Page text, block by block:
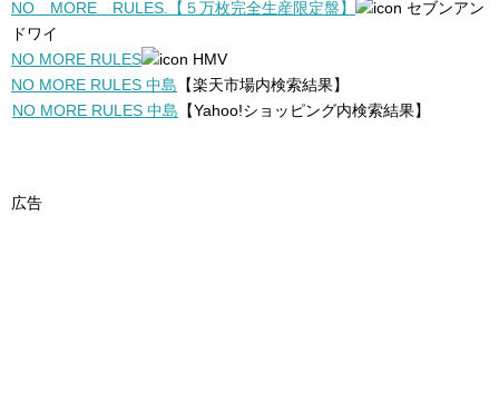
NO MORE RULES.【５万枚完全生産限定盤】
セブンアン
ドワイ
NO MORE RULES
HMV
NO MORE RULES 中島 【楽天市場内検索結果】
NO MORE RULES 中島 【Yahoo!ショッピング内検索結果】
広告